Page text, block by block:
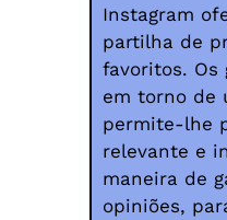
Instagram
partilha de
favoritos. Os
em torno de
permite-lhe
relevante e
maneira de
opiniões,